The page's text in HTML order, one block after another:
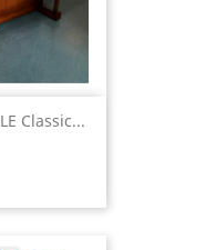
Classic...